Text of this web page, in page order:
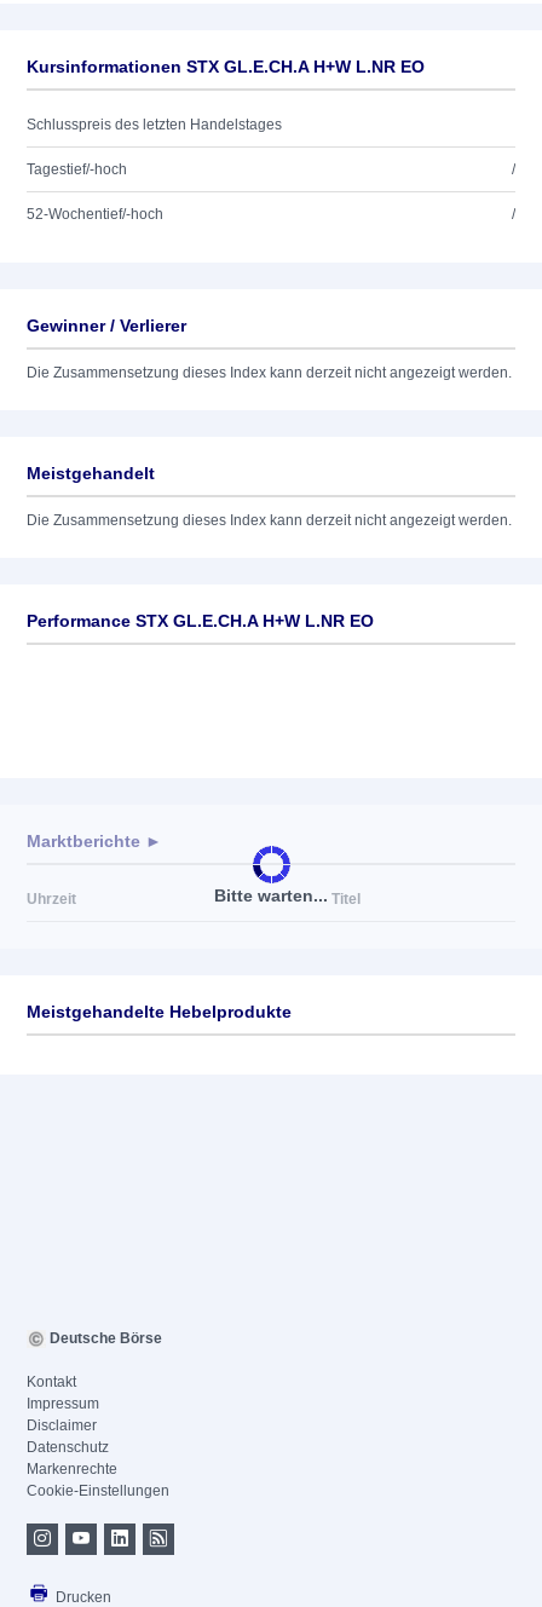
Kursinformationen STX GL.E.CH.A H+W L.NR EO
Schlusspreis des letzten Handelstages
Tagestief/-hoch /
52-Wochentief/-hoch /
Gewinner / Verlierer
Die Zusammensetzung dieses Index kann derzeit nicht angezeigt werden.
Meistgehandelt
Die Zusammensetzung dieses Index kann derzeit nicht angezeigt werden.
Performance STX GL.E.CH.A H+W L.NR EO
Bitte warten...
Marktberichte ►
Uhrzeit Titel
Meistgehandelte Hebelprodukte
Deutsche Börse
Kontakt
Impressum
Disclaimer
Datenschutz
Markenrechte
Cookie-Einstellungen
Drucken